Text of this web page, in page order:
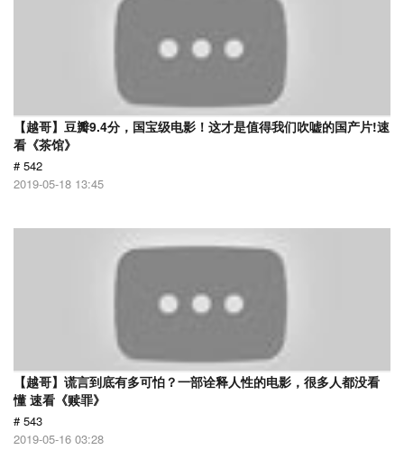
【越哥】豆瓣9.4分，国宝级电影！这才是值得我们吹嘘的国产片!速
看《茶馆》
# 542
2019-05-18 13:45
【越哥】谎言到底有多可怕？一部诠释人性的电影，很多人都没看
懂 速看《赎罪》
# 543
2019-05-16 03:28